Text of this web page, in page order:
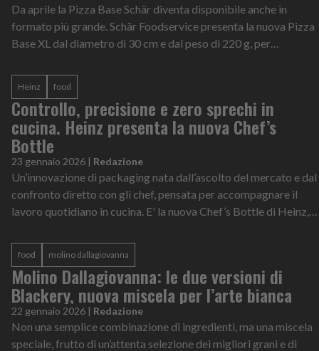
Da aprile la Pizza Base Schär diventa disponibile anche in
formato più grande. Schär Foodservice presenta la nuova Pizza
Base XL dal diametro di 30 cm e dal peso di 220 g, per
Heinz food
Controllo, precisione e zero sprechi in
cucina. Heinz presenta la nuova Chef’s
Bottle
23 gennaio 2026 | Redazione
Un’innovazione di packaging nata dall’ascolto del mercato e dal
confronto diretto con gli chef, pensata per accompagnare il
lavoro quotidiano in cucina. E' la nuova Chef’s Bottle di Heinz,
food molino dallagiovanna
Molino Dallagiovanna: le due versioni di
Blackery, nuova miscela per l’arte bianca
22 gennaio 2026 | Redazione
Non una semplice combinazione di ingredienti, ma una miscela
speciale, frutto di un’attenta selezione dei migliori grani e di